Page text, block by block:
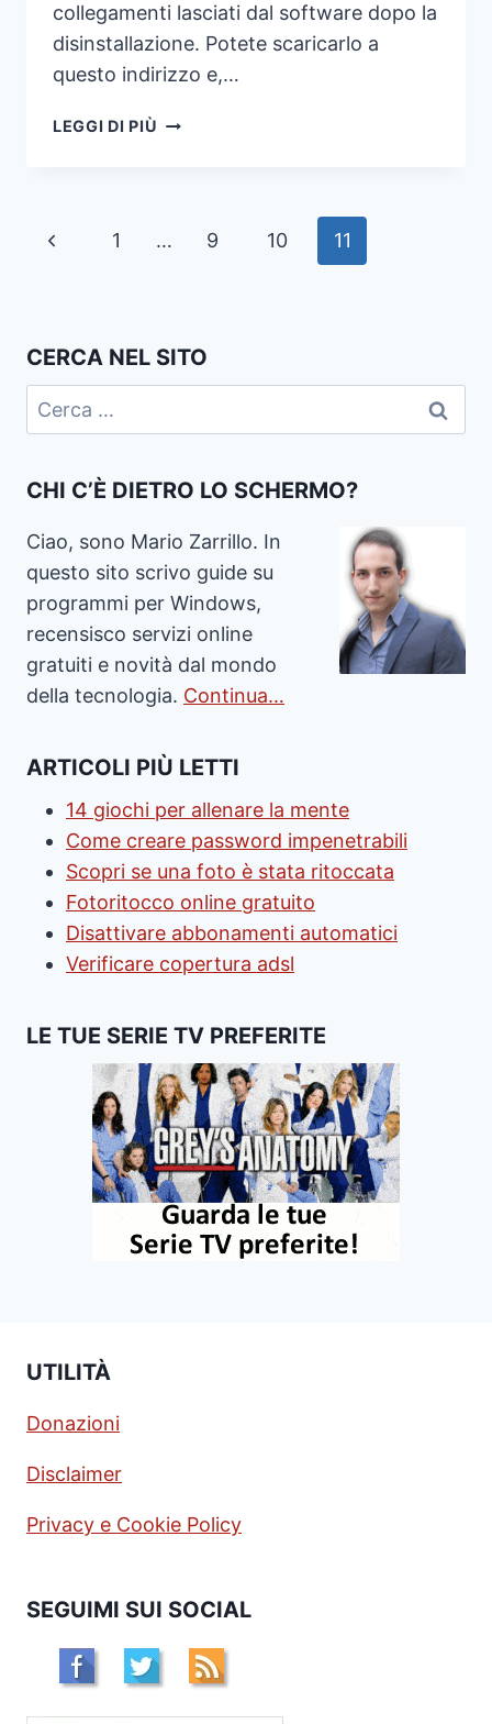
collegamenti lasciati dal software dopo la
disinstallazione. Potete scaricarlo a
questo indirizzo e,…
LEGGI DI PIÙ DISINSTALLARE
CON
Navigazione
Pagina
1 … 9 10 11
CERCA NEL SITO
Ricerca
per:
CHI C’È DIETRO LO SCHERMO?
Ciao, sono Mario Zarrillo. In
questo sito scrivo guide su
programmi per Windows,
recensisco servizi online
gratuiti e novità dal mondo
della tecnologia. Continua…
ARTICOLI PIÙ LETTI
14 giochi per allenare la mente
Come creare password impenetrabili
Scopri se una foto è stata ritoccata
Fotoritocco online gratuito
Disattivare abbonamenti automatici
Verificare copertura adsl
LE TUE SERIE TV PREFERITE
UTILITÀ
Donazioni
Disclaimer
Privacy e Cookie Policy
SEGUIMI SUI SOCIAL